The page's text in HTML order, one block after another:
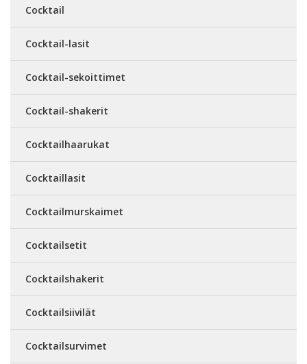
Cocktail
Cocktail-lasit
Cocktail-sekoittimet
Cocktail-shakerit
Cocktailhaarukat
Cocktaillasit
Cocktailmurskaimet
Cocktailsetit
Cocktailshakerit
Cocktailsiivilät
Cocktailsurvimet